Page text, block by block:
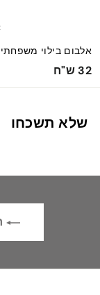
אלבום בילוי משפחתי
32 ש"ח
2
"
שלא תשכחו